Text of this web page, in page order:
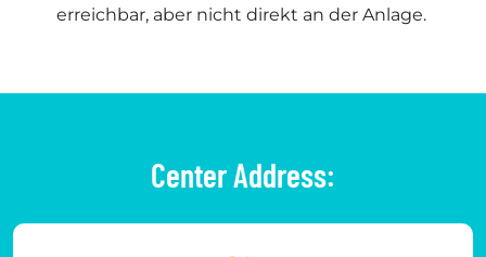
erreichbar, aber nicht direkt an der Anlage.
Center Address: